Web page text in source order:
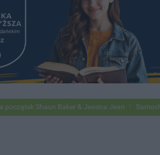
Shaun Baker & Jessica Jean Samochody